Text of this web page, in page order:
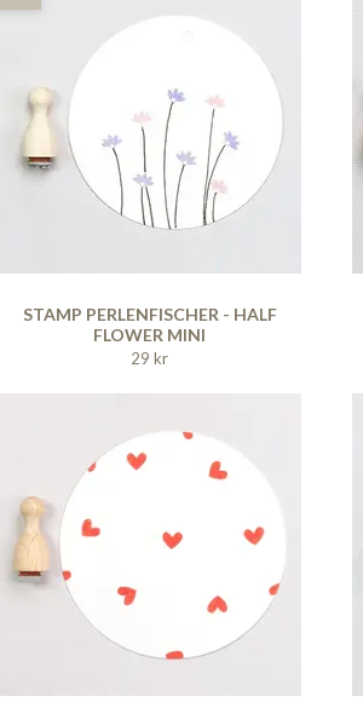
STAMP PERLENFISCHER - HALF
FLOWER MINI
29 kr